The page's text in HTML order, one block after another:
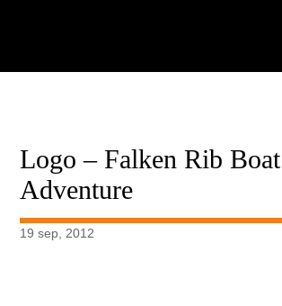
Logo – Falken Rib Boat
Adventure
19 sep, 2012